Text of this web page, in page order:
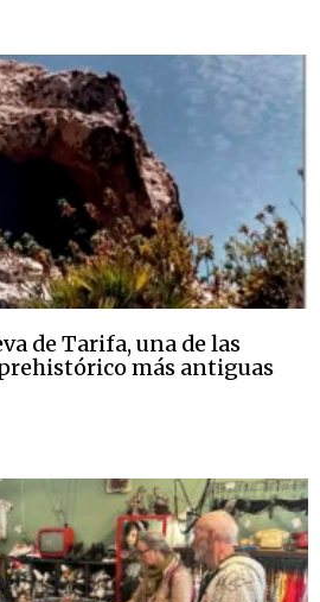
de Tarifa, una de las
más antiguas